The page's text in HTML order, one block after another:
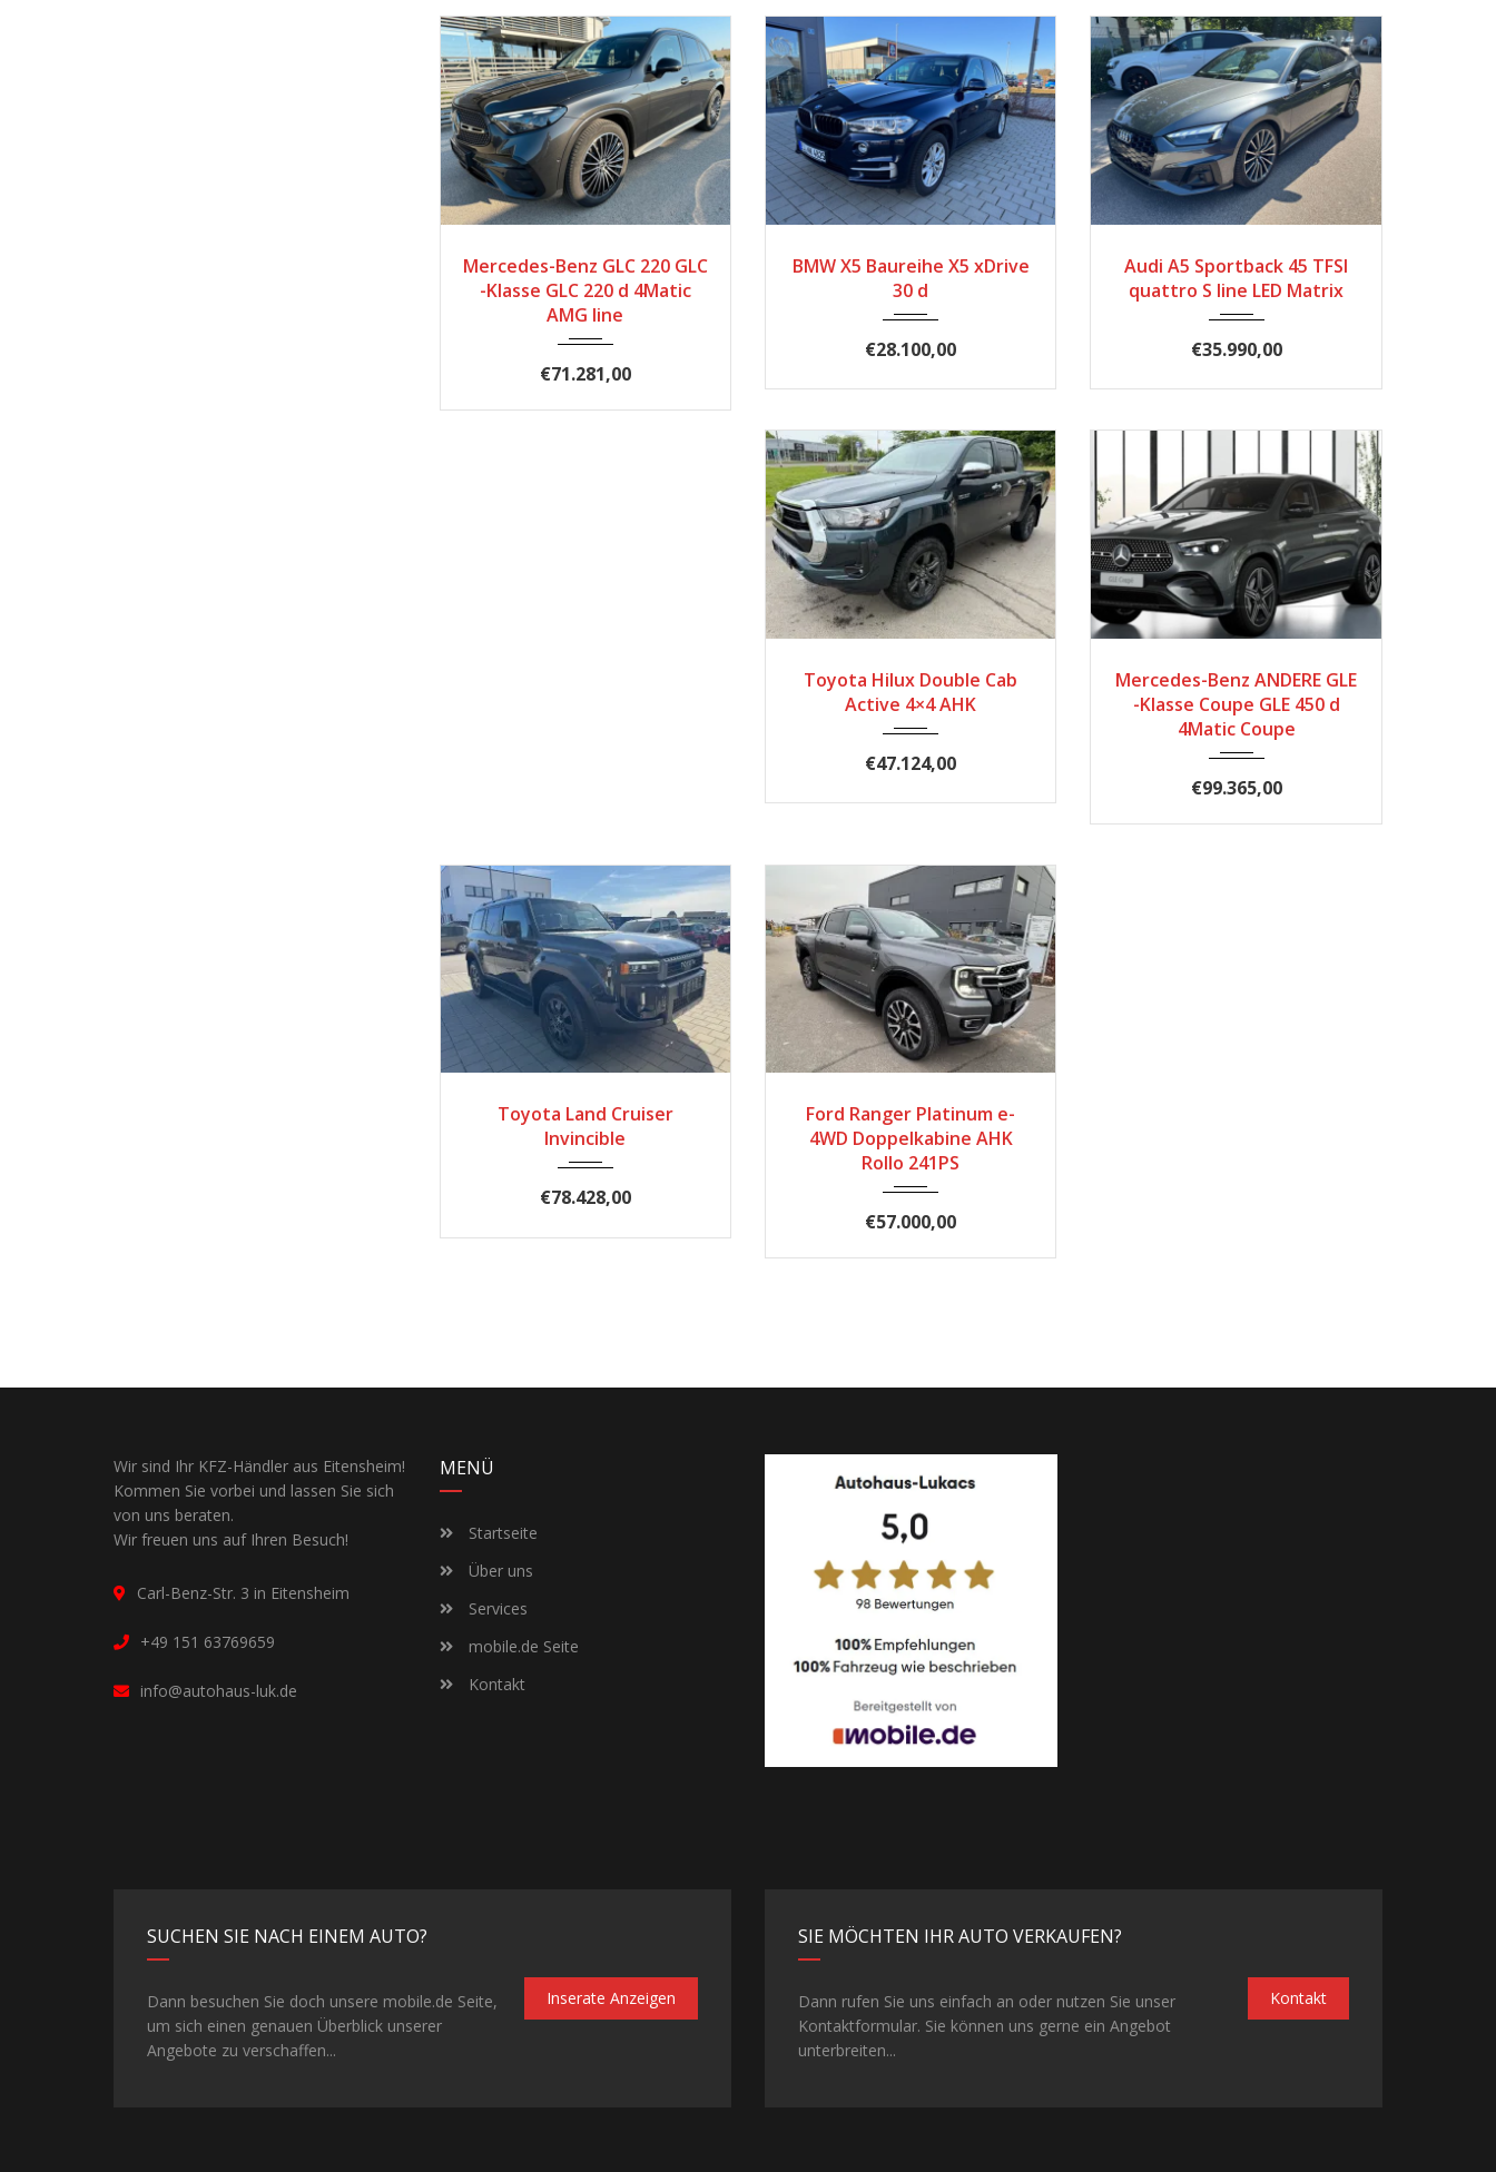
Mercedes-Benz GLC 220 GLC
-Klasse GLC 220 d 4Matic
AMG line
€71.281,00
BMW X5 Baureihe X5 xDrive
30 d
€28.100,00
Audi A5 Sportback 45 TFSI
quattro S line LED Matrix
€35.990,00
Toyota Hilux Double Cab
Active 4×4 AHK
€47.124,00
Mercedes-Benz ANDERE GLE
-Klasse Coupe GLE 450 d
4Matic Coupe
€99.365,00
Toyota Land Cruiser
Invincible
€78.428,00
Ford Ranger Platinum e-
4WD Doppelkabine AHK
Rollo 241PS
€57.000,00
Wir sind Ihr KFZ-Händler aus Eitensheim!
Kommen Sie vorbei und lassen Sie sich
von uns beraten.
Wir freuen uns auf Ihren Besuch!
Carl-Benz-Str. 3 in Eitensheim
+49 151 63769659
info@autohaus-luk.de
MENÜ
Startseite
Über uns
Services
mobile.de Seite
Kontakt
SUCHEN SIE NACH EINEM AUTO?
Dann besuchen Sie doch unsere mobile.de Seite,
um sich einen genauen Überblick unserer
Angebote zu verschaffen...
Inserate Anzeigen
SIE MÖCHTEN IHR AUTO VERKAUFEN?
Dann rufen Sie uns einfach an oder nutzen Sie unser
Kontaktformular. Sie können uns gerne ein Angebot
unterbreiten...
Kontakt